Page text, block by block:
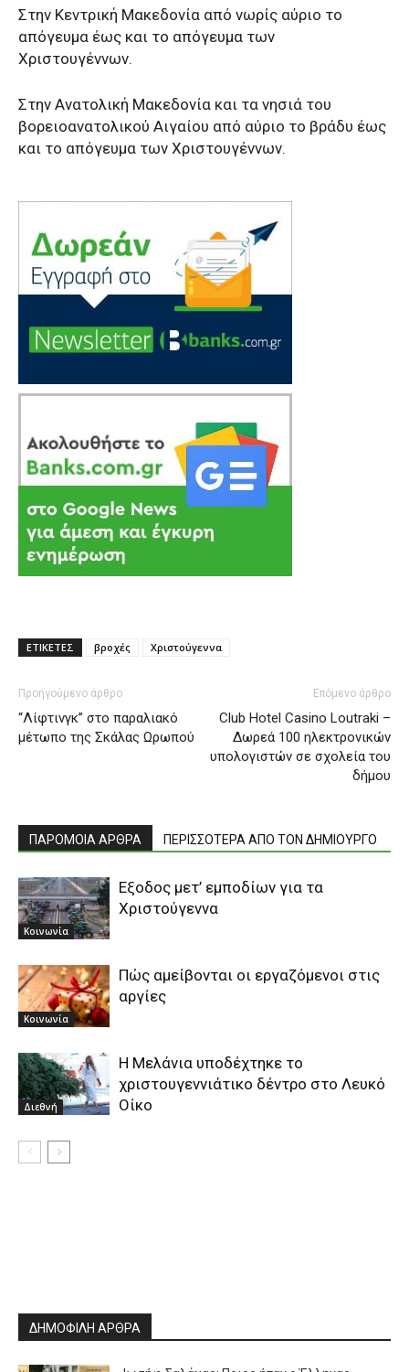
Στην Κεντρική Μακεδονία από νωρίς αύριο το
απόγευμα έως και το απόγευμα των
Χριστουγέννων.
Στην Ανατολική Μακεδονία και τα νησιά του
βορειοανατολικού Αιγαίου από αύριο το βράδυ έως
και το απόγευμα των Χριστουγέννων.
ΕΤΙΚΕΤΕΣ βροχές Χριστούγεννα
Προηγούμενο άρθρο
“Λίφτινγκ” στο παραλιακό
μέτωπο της Σκάλας Ωρωπού
Επόμενο άρθρο
Club Hotel Casino Loutraki –
Δωρεά 100 ηλεκτρονικών
υπολογιστών σε σχολεία του
δήμου
ΠΑΡΟΜΟΙΑ ΑΡΘΡΑ ΠΕΡΙΣΣΟΤΕΡΑ ΑΠΟ ΤΟΝ ΔΗΜΙΟΥΡΓΟ
Κοινωνία
Εξοδος μετ’ εμποδίων για τα
Χριστούγεννα
Κοινωνία
Πώς αμείβονται οι εργαζόμενοι στις
αργίες
Διεθνή
Η Μελάνια υποδέχτηκε το
χριστουγεννιάτικο δέντρο στο Λευκό
Οίκο
ΔΗΜΟΦΙΛΗ ΑΡΘΡΑ